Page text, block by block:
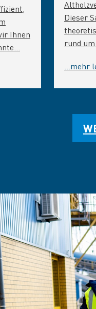
Ihnen
Dieser
rund
...mehr